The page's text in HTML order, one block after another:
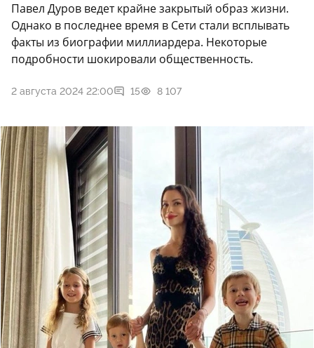
Павел Дуров ведет крайне закрытый образ жизни.
Однако в последнее время в Сети стали всплывать
факты из биографии миллиардера. Некоторые
подробности шокировали общественность.
2 августа 2024 22:00 15 8 107